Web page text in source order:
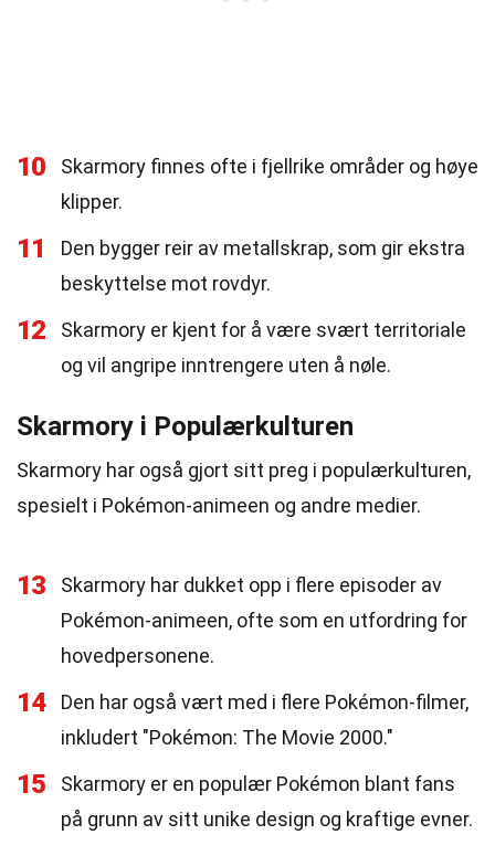
10
Skarmory finnes ofte i fjellrike områder og høye
klipper.
11
Den bygger reir av metallskrap, som gir ekstra
beskyttelse mot rovdyr.
12
Skarmory er kjent for å være svært territoriale
og vil angripe inntrengere uten å nøle.
Skarmory i Populærkulturen
Skarmory har også gjort sitt preg i populærkulturen,
spesielt i Pokémon-animeen og andre medier.
13
Skarmory har dukket opp i flere episoder av
Pokémon-animeen, ofte som en utfordring for
hovedpersonene.
14
Den har også vært med i flere Pokémon-filmer,
inkludert "Pokémon: The Movie 2000."
15
Skarmory er en populær Pokémon blant fans
på grunn av sitt unike design og kraftige evner.